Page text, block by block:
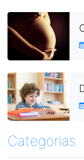
Categorias